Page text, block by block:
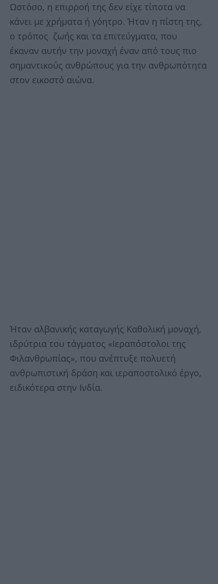
Ωστόσο, η επιρροή της δεν είχε τίποτα να
κάνει με χρήματα ή γόητρο. Ήταν η πίστη της,
ο τρόπος ζωής και τα επιτεύγματα, που
έκαναν αυτήν την μοναχή έναν από τους πιο
σημαντικούς ανθρώπους για την ανθρωπότητα
στον εικοστό αιώνα.
Ήταν αλβανικής καταγωγής Καθολική μοναχή,
ιδρύτρια του τάγματος «Ιεραπόστολοι της
Φιλανθρωπίας», που ανέπτυξε πολυετή
ανθρωπιστική δράση και ιεραποστολικό έργο,
ειδικότερα στην Ινδία.